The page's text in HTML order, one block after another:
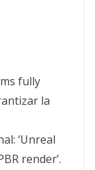
fully
la
‘Unreal
render’.